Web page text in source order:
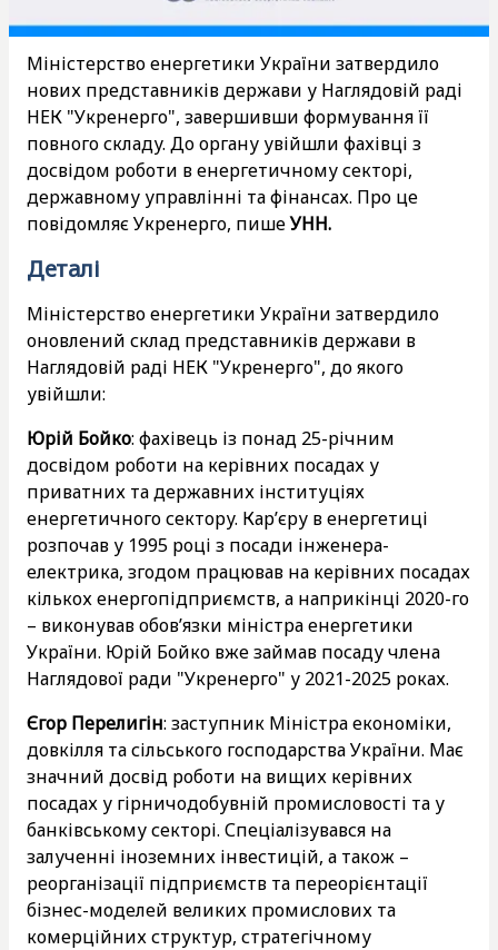
Міністерство енергетики України затвердило
нових представників держави у Наглядовій раді
НЕК "Укренерго", завершивши формування її
повного складу. До органу увійшли фахівці з
досвідом роботи в енергетичному секторі,
державному управлінні та фінансах. Про це
повідомляє Укренерго, пишеУНН.
Деталі
Міністерство енергетики України затвердило
оновлений склад представників держави в
Наглядовій раді НЕК "Укренерго", до якого
увійшли:
Юрій Бойко: фахівець із понад 25-річним
досвідом роботи на керівних посадах у
приватних та державних інституціях
енергетичного сектору. Кар’єру в енергетиці
розпочав у 1995 році з посади інженера-
електрика, згодом працював на керівних посадах
кількох енергопідприємств, а наприкінці 2020-го
– виконував обов’язки міністра енергетики
України. Юрій Бойко вже займав посаду члена
Наглядової ради "Укренерго" у 2021-2025 роках.
Єгор Перелигін: заступник Міністра економіки,
довкілля та сільського господарства України. Має
значний досвід роботи на вищих керівних
посадах у гірничодобувній промисловості та у
банківському секторі. Спеціалізувався на
залученні іноземних інвестицій, а також –
реорганізації підприємств та переорієнтації
бізнес-моделей великих промислових та
комерційних структур, стратегічному